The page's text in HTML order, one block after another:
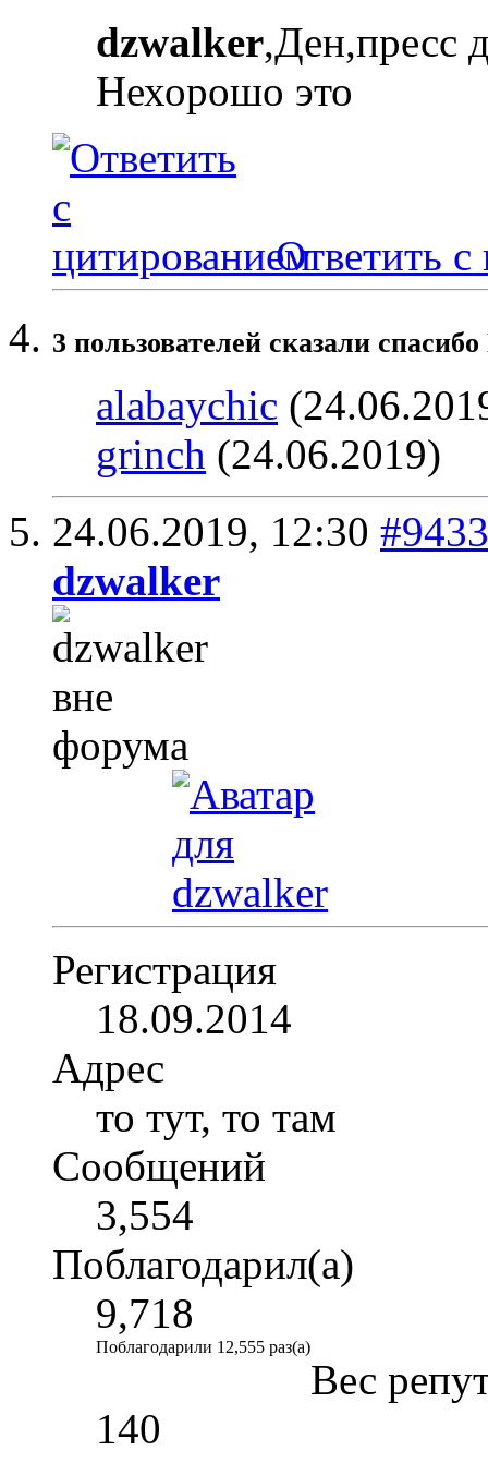
dzwalker,Ден,пресс
Нехорошо это
Ответить с
3 пользователей сказали
alabaychic
grinch (24.06.2019)
24.06.2019, 12:30 #9433
dzwalker
Регистрация
18.09.2014
Адрес
то тут, то там
Сообщений
3,554
Поблагодарил(а)
9,718
Поблагодарили 12,555 раз(а)
Вес
140